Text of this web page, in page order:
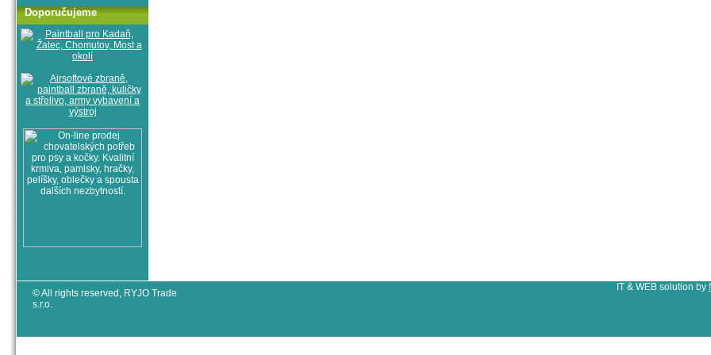
Doporučujeme
© All rights reserved, RYJO Trade
s.r.o.
IT & WEB solution by